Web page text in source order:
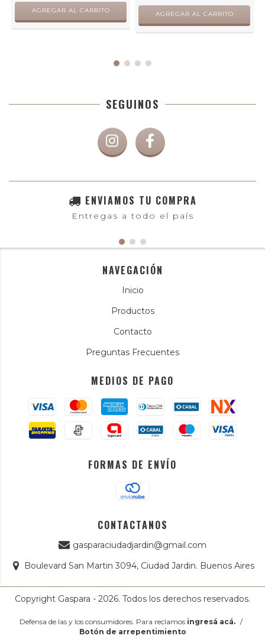
AGREGAR AL CARRITO AGREGAR AL CARRITO
SEGUINOS
ENVIAMOS TU COMPRA
Entregas a todo el país
NAVEGACIÓN
Inicio
Productos
Contacto
Preguntas Frecuentes
MEDIOS DE PAGO
FORMAS DE ENVÍO
CONTACTANOS
gasparaciudadjardin@gmail.com
Boulevard San Martin 3094, Ciudad Jardin. Buenos Aires
Copyright Gaspara - 2026. Todos los derechos reservados.
Defensa de las y los consumidores. Para reclamos ingresá acá. /
Botón de arrepentimiento